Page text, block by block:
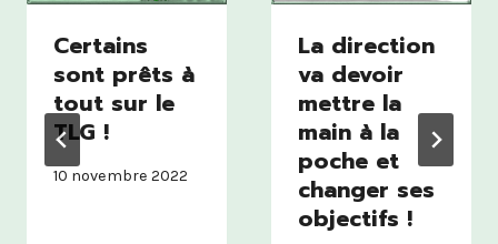
Certains
sont prêts à
tout sur le
TLG !
10 novembre 2022
La direction
va devoir
mettre la
main à la
poche et
changer ses
objectifs !